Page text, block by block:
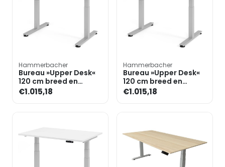
Hammerbacher
Bureau »Upper Desk«
120 cm breed en
elektrisch in hoogte
verstelbaar tot 128,5 c
€1.015,18
Hammerbacher
Bureau »Upper Desk«
120 cm breed en
elektrisch in hoogte
verstelbaar tot 128,5 c
€1.015,18